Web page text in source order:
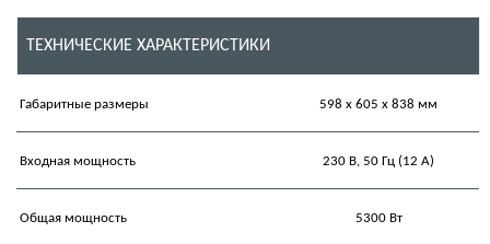
ТЕХНИЧЕСКИЕ ХАРАКТЕРИСТИКИ
Габаритные размеры 598 x 605 х 838 мм
Входная мощность 230 В, 50 Гц (12 А)
Общая мощность 5300 Вт